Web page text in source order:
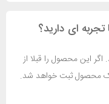
تجربه ای دارید؟
اگر این محصول را قبلا از
محصول ثبت خواهد شد.